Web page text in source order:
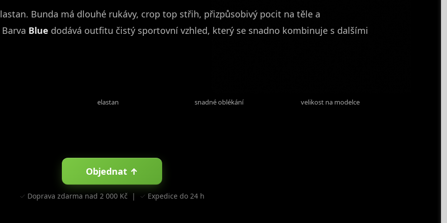
Bunda má dlouhé rukávy, crop top střih, přizpůsobivý pocit na těle a
Blue dodává outfitu čistý sportovní vzhled, který se snadno kombinuje s dalšími
elastan snadné oblékání velikost na modelce
Objednat ↑
✓ Doprava zdarma nad 2 000 Kč | ✓ Expedice do 24 h